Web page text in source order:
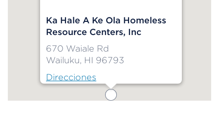
Ka Hale A Ke Ola Homeless
Resource Centers, Inc
670 Waiale Rd
Wailuku, HI 96793
Direcciones